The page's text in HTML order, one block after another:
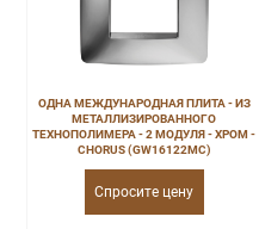
ОДНА МЕЖДУНАРОДНАЯ ПЛИТА - ИЗ
МЕТАЛЛИЗИРОВАННОГО
ТЕХНОПОЛИМЕРА - 2 МОДУЛЯ - ХРОМ -
CHORUS (GW16122MC)
Спросите цену